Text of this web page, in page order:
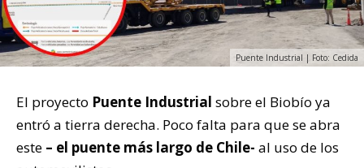
Puente Industrial | Foto: Cedida
El proyecto Puente Industrial sobre el Biobío ya
entró a tierra derecha. Poco falta para que se abra
este – el puente más largo de Chile- al uso de los